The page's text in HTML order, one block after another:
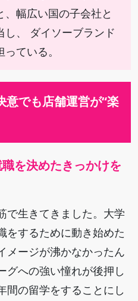
幅広い国の子会社と
し、 ダイソーブランド
ている。
意でも店舗運営が“楽
を決めたきっかけを
で生きてきました。大学
をするために動き始めた
メージが沸かなかったん
グへの強い憧れが後押し
間の留学をすることにし